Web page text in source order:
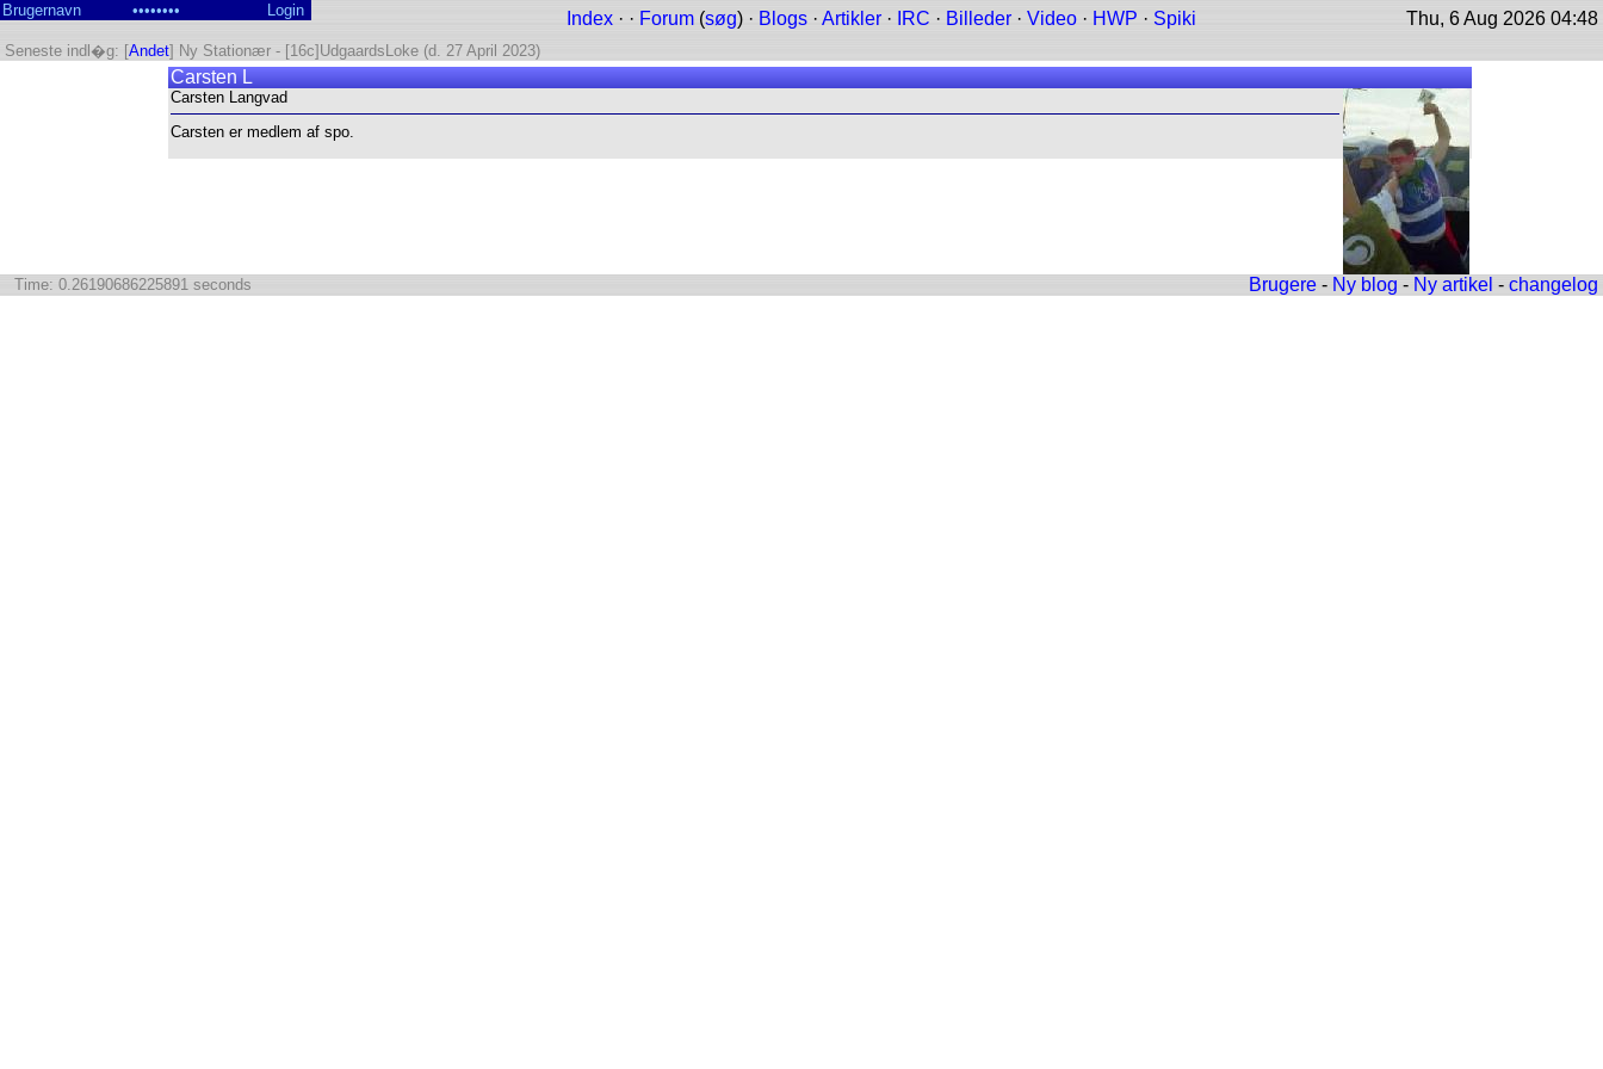
Index · · Forum (søg) · Blogs · Artikler · IRC · Billeder · Video · HWP · Spiki Thu, 6 Aug 2026 04:48
Seneste indl�g: [Andet] Ny Stationær - [16c]UdgaardsLoke (d. 27 April 2023)
Carsten L
Carsten Langvad
Carsten er medlem af spo.
Time: 0.26190686225891 seconds Brugere - Ny blog - Ny artikel - changelog